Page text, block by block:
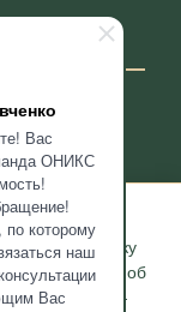
Вас
ОНИКС
по которому
наш
Вас
на обработку
действиях, об
сессии, IP-